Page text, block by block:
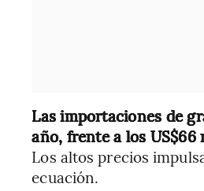
Las importaciones de
año, frente a los US$66
Los altos precios
ecuación.